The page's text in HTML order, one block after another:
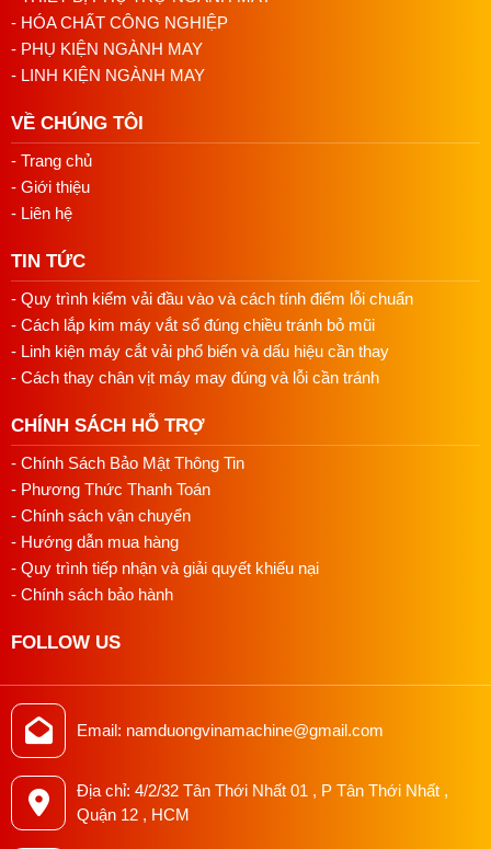
Bảo hành minh bạch, có đội kỹ thuật hỗ trợ sau bán
hàng khi cần.
Liên hệ ngay để được tư vấn chi tiết và báo giá tốt nhất.
Hotline/Zalo: 0813018118
Email:namduongvinamachine@gmail.com
Địa chỉ: 4/2/32 Tân Thới Nhất 01, P. Tân Thới Nhất,
Quận 12, HCM
- HÓA CHẤT CÔNG NGHIỆP
- PHỤ KIỆN NGÀNH MAY
- LINH KIỆN NGÀNH MAY
VỀ CHÚNG TÔI
- Trang chủ
- Giới thiệu
- Liên hệ
TIN TỨC
- Quy trình kiểm vải đầu vào và cách tính điểm lỗi chuẩn
- Cách lắp kim máy vắt sổ đúng chiều tránh bỏ mũi
- Linh kiện máy cắt vải phổ biến và dấu hiệu cần thay
- Cách thay chân vịt máy may đúng và lỗi cần tránh
CHÍNH SÁCH HỖ TRỢ
- Chính Sách Bảo Mật Thông Tin
- Phương Thức Thanh Toán
- Chính sách vận chuyển
- Hướng dẫn mua hàng
- Quy trình tiếp nhận và giải quyết khiếu nại
- Chính sách bảo hành
FOLLOW US
Email: namduongvinamachine@gmail.com
Địa chỉ: 4/2/32 Tân Thới Nhất 01 , P Tân Thới Nhất ,
Quận 12 , HCM